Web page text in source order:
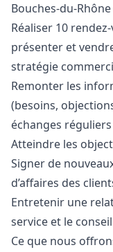
Bouches-du-
Réaliser 10
présenter et
stratégie
Remonter les
(besoins,
échanges
Atteindre les
Signer de
d’affaires des
Entretenir une
service et le conseil
Ce que nous